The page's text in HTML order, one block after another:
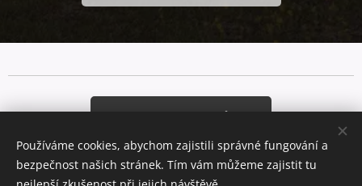
Používáme cookies, abychom zajistili správné fungování a
bezpečnost našich stránek. Tím vám můžeme zajistit tu